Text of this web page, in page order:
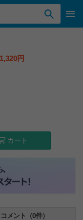
1,320円
カート
コメント（0件）